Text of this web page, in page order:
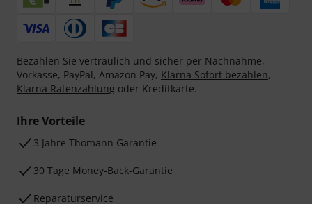
Bezahlen Sie vertraulich und sicher per Nachnahme,
Vorkasse, PayPal, Amazon Pay, Klarna Sofort bezahlen,
Klarna Ratenzahlung oder Kreditkarte.
Ihre Vorteile
3 Jahre Thomann Garantie
30 Tage Money-Back-Garantie
Reparaturservice